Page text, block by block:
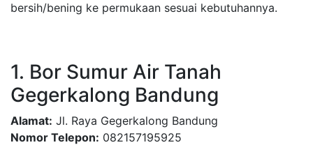
bersih/bening ke permukaan sesuai kebutuhannya.
1. Bor Sumur Air Tanah
Gegerkalong Bandung
Alamat: Jl. Raya Gegerkalong Bandung
Nomor Telepon: 082157195925